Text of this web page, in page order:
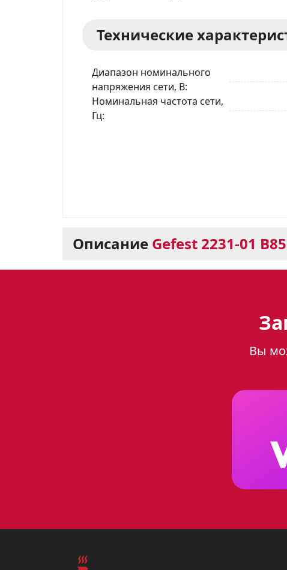
Технические
Диапазон номинального
напряжения сети, В
Номинальная частота сети,
Гц
Описание Gefest 2231-01 В85
Варочная панель Gefest 2231-01
вашей кухне изысканности.
в высоту), эта варочная
Функциональность и
Варочная панель Gefest 2231-01
Вы